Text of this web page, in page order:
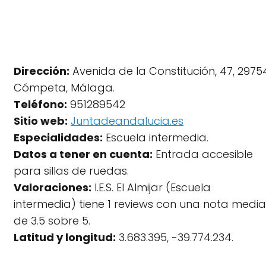
Dirección: Avenida de la Constitución, 47,
Cómpeta, Málaga.
Teléfono: 951289542
Sitio web: Juntadeandalucia.es
Especialidades: Escuela intermedia.
Datos a tener en cuenta: Entrada accesible
para sillas de ruedas.
Valoraciones: I.E.S. El Almijar (Escuela
intermedia) tiene 1 reviews con una nota media
de 3.5 sobre 5.
Latitud y longitud: 3.683.395, -39.774.234.